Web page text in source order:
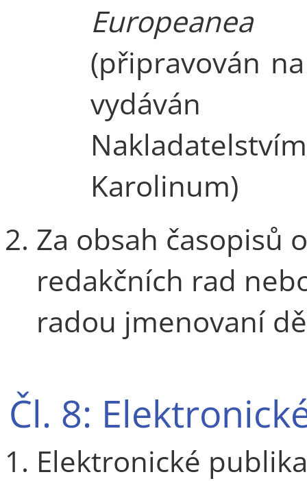
Europeanea
(připravován
vydáván
Nakladatelstvím
Karolinum)
Za obsah časopisů
redakčních rad
radou jmenovaní
Čl. 8:
Elektronické